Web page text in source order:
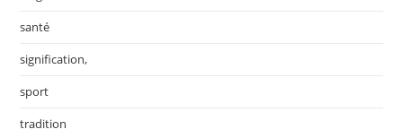
santé
signification,
sport
tradition